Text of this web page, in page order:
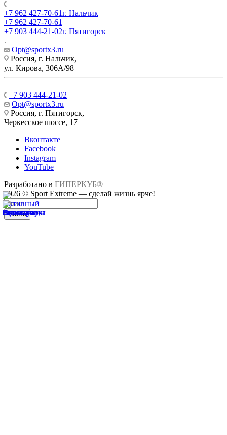
+7 962 427-70-61г. Нальчик
+7 962 427-70-61
+7 903 444-21-02г. Пятигорск
Opt@sportx3.ru
Россия, г. Нальчик,
ул. Кирова, 306А/98
+7 903 444-21-02
Opt@sportx3.ru
Россия, г. Пятигорск,
Черкесское шоссе, 17
Вконтакте
Facebook
Instagram
YouTube
Разработано в ГИПЕРКУБ®
2026 © Sport Extreme — сделай жизнь ярче!
Найти